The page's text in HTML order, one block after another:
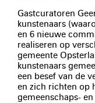
Gastcuratoren
kunstenaars
en 6 nieuwe
realiseren op
gemeente
kunstenaars
een besef van de
en zich richten op
gemeenschaps-